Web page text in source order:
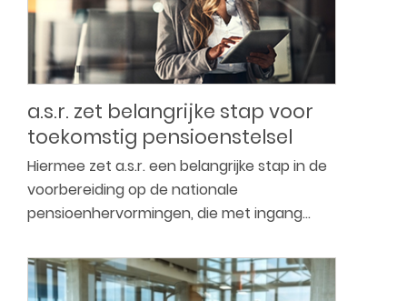
a.s.r. zet belangrijke stap voor
toekomstig pensioenstelsel
Hiermee zet a.s.r. een belangrijke stap in de
voorbereiding op de nationale
pensioenhervormingen, die met ingang…